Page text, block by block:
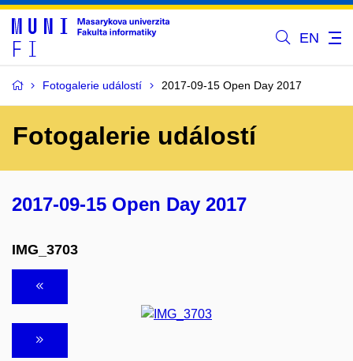
EN
Fotogalerie událostí 2017-09-15 Open Day 2017
Fotogalerie událostí
2017-09-15 Open Day 2017
IMG_3703